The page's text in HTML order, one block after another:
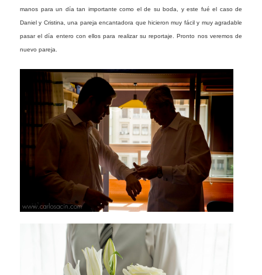
manos para un día tan importante como el de su boda, y este fué el caso de
Daniel y Cristina, una pareja encantadora que hicieron muy fácil y muy agradable
pasar el día entero con ellos para realizar su reportaje. Pronto nos veremos de
nuevo pareja.